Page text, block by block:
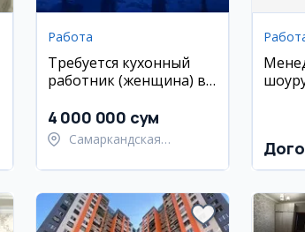
Работа
Требуется кухонный
работник (женщина) в
4 000 000 сум
Самаркандская
Самаркандский район